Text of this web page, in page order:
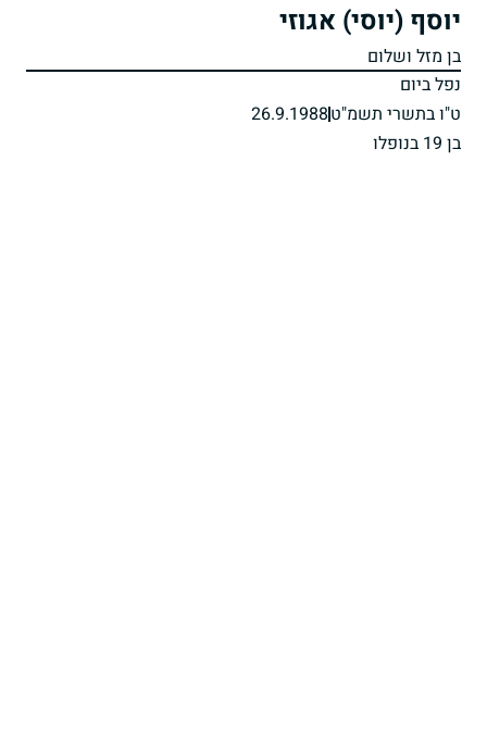
יוסף (יוסי) אגוזי
בן מזל ושלום
נפל ביום
ט"ו בתשרי תשמ"ט26.9.1988
בן 19 בנופלו